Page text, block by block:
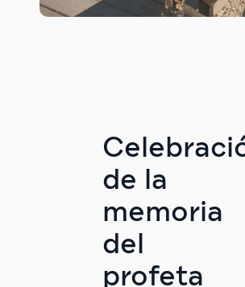
de la
memoria
del
profeta